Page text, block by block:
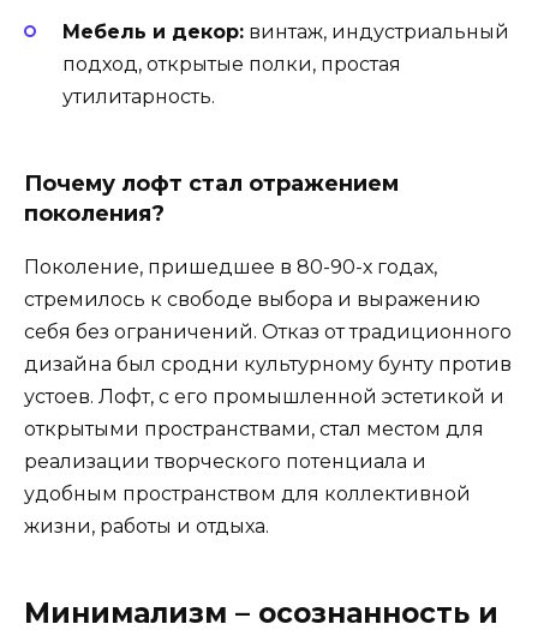
Мебель и декор: винтаж, индустриальный
подход, открытые полки, простая
утилитарность.
Почему лофт стал отражением
поколения?
Поколение, пришедшее в 80-90-х годах,
стремилось к свободе выбора и выражению
себя без ограничений. Отказ от традиционного
дизайна был сродни культурному бунту против
устоев. Лофт, с его промышленной эстетикой и
открытыми пространствами, стал местом для
реализации творческого потенциала и
удобным пространством для коллективной
жизни, работы и отдыха.
Минимализм – осознанность и